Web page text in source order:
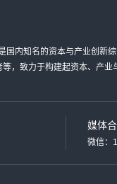
内知名的资本与产业创新
，致力于构建起资本、产业
媒体
微信：